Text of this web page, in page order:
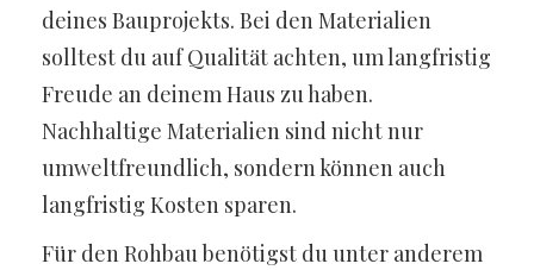
deines Bauprojekts. Bei den Materialien
solltest du auf Qualität achten, um langfristig
Freude an deinem Haus zu haben.
Nachhaltige Materialien sind nicht nur
umweltfreundlich, sondern können auch
langfristig Kosten sparen.
Für den Rohbau benötigst du unter anderem